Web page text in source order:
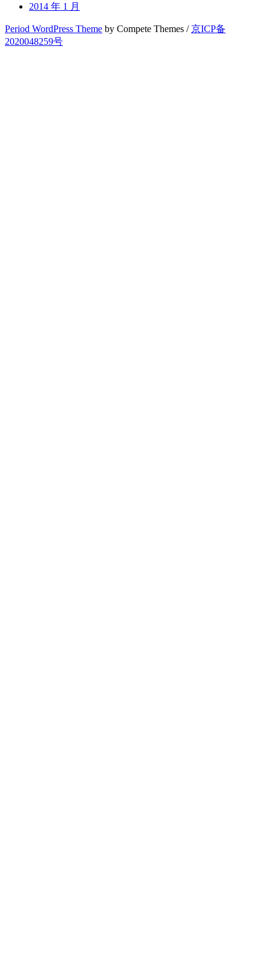
2014 年 1 月
Period WordPress Theme by Compete Themes /京ICP备
2020048259号